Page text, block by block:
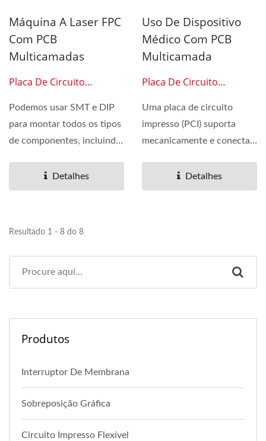
Máquina A Laser FPC
Com PCB
Multicamadas
Placa De Circuito
Podemos usar SMT e DIP
para montar todos os tipos
de componentes, incluindo
Detalhes
Uso De Dispositivo
Médico Com PCB
Multicamada
Placa De Circuito
Uma placa de circuito
impresso (PCI) suporta
mecanicamente e conecta
componentes...Detalhes
Resultado 1 - 8 do 8
Produtos
Interruptor De Membrana
Sobreposição Gráfica
Circuito Impresso Flexível